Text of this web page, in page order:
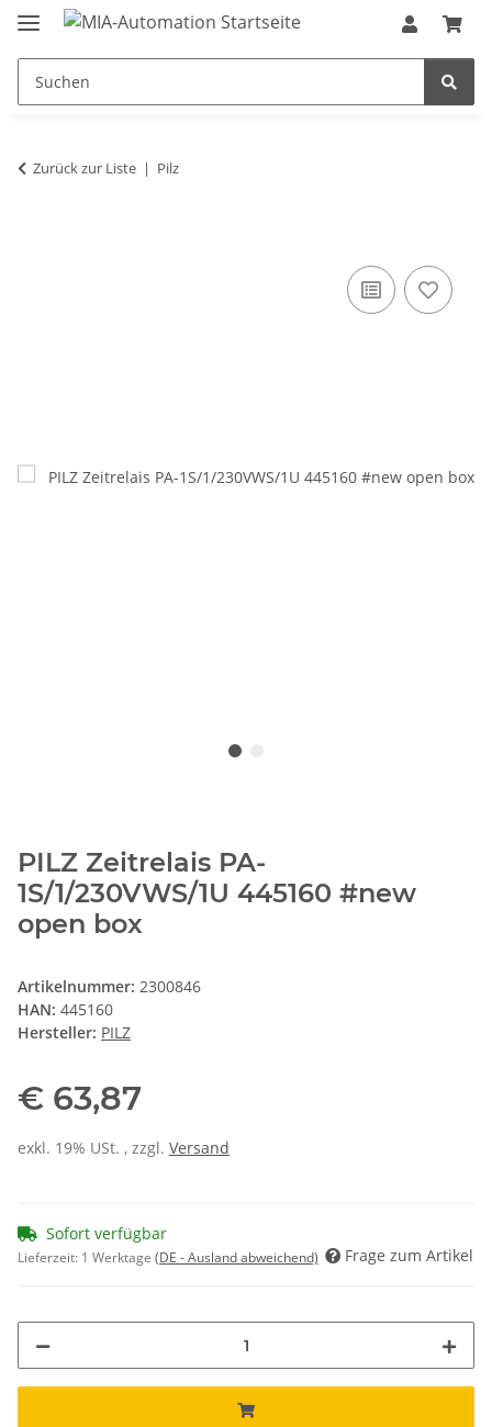
Zurück zur Liste Pilz
PILZ Zeitrelais PA-
1S/1/230VWS/1U 445160 #new
open box
Artikelnummer: 2300846
HAN: 445160
Hersteller: PILZ
€ 63,87
exkl. 19% USt. , zzgl. Versand
Sofort verfügbar
Lieferzeit: 1 Werktage (DE - Ausland abweichend) Frage zum Artikel